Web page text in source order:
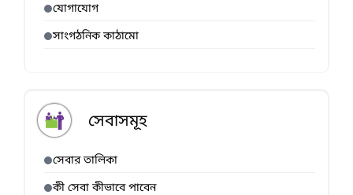
যোগাযোগ
সাংগঠনিক কাঠামো
সেবাসমূহ
সেবার তালিকা
কী সেবা কীভাবে পাবেন